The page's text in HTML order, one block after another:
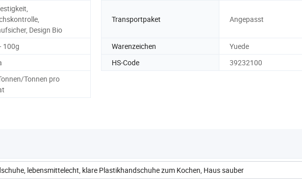
Design Bio
Transportpaket Angepasst
100g Warenzeichen
Yuede
HS-Code 39232100
Tonnen pro
lebensmittelecht, klare Plastikhandschuhe zum Kochen, Haus sauber